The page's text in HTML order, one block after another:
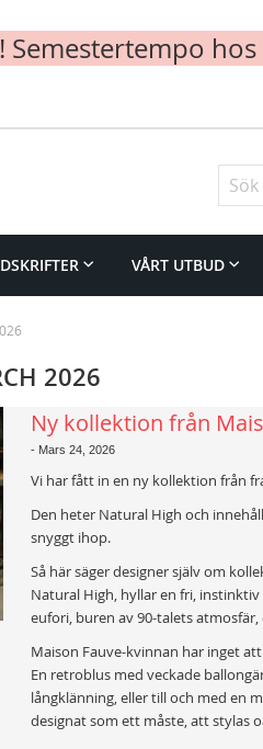
Semestertempo
VÅRT UTBUD
2026
Ny kollektion från
- Mars 24, 2026
Vi har fått in en ny kollektion från
Den heter Natural High och
snyggt ihop.
Så här säger designer själv om
Natural High, hyllar en fri,
eufori, buren av 90-talets
Maison Fauve-kvinnan har inget
En retroblus med veckade
långklänning, eller till och med en
designat som ett måste, att stylas